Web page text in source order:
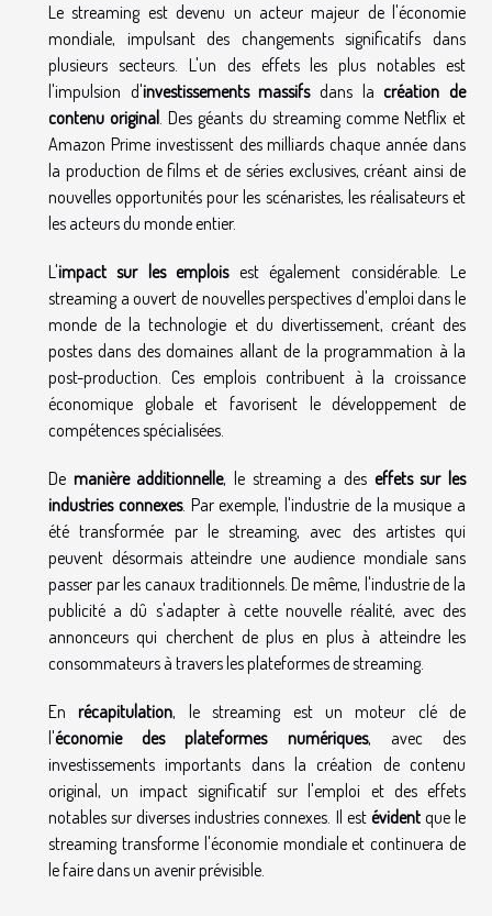
Le streaming est devenu un acteur majeur de l'économie
mondiale, impulsant des changements significatifs dans
plusieurs secteurs. L'un des effets les plus notables est
l'impulsion d'investissements massifsdans lacréation de
contenu original. Des géants du streaming comme Netflix et
Amazon Prime investissent des milliards chaque année dans
la production de films et de séries exclusives, créant ainsi de
nouvelles opportunités pour les scénaristes, les réalisateurs et
les acteurs du monde entier.
L'impact sur les emploisest également considérable. Le
streaming a ouvert de nouvelles perspectives d'emploi dans le
monde de la technologie et du divertissement, créant des
postes dans des domaines allant de la programmation à la
post-production. Ces emplois contribuent à la croissance
économique globale et favorisent le développement de
compétences spécialisées.
De manière additionnelle, le streaming a des effets sur les
industries connexes. Par exemple, l'industrie de la musique a
été transformée par le streaming, avec des artistes qui
peuvent désormais atteindre une audience mondiale sans
passer par les canaux traditionnels. De même, l'industrie de la
publicité a dû s'adapter à cette nouvelle réalité, avec des
annonceurs qui cherchent de plus en plus à atteindre les
consommateurs à travers les plateformes de streaming.
Enrécapitulation, le streaming est un moteur clé de
l'économie des plateformes numériques, avec des
investissements importants dans la création de contenu
original, un impact significatif sur l'emploi et des effets
notables sur diverses industries connexes. Il est évidentque le
streaming transforme l'économie mondiale et continuera de
le faire dans un avenir prévisible.